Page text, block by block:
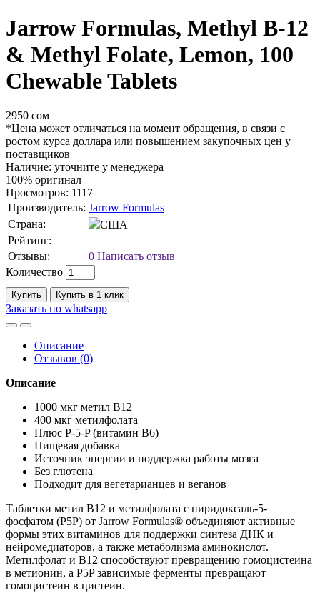
Jarrow Formulas, Methyl B-12
& Methyl Folate, Lemon, 100
Chewable Tablets
2950 сом
*Цена может отличаться на момент обращения, в связи с
ростом курса доллара или повышением закупочных цен у
поставщиков
Наличие: уточните у менеджера
100% оригинал
Просмотров: 1117
Производитель: Jarrow Formulas
Страна:
США
Рейтинг:
Отзывы:
0 Написать отзыв
Количество
Купить Купить в 1 клик
Заказать по whatsapp
Описание
Отзывов (0)
Описание
1000 мкг метил B12
400 мкг метилфолата
Плюс P-5-P (витамин B6)
Пищевая добавка
Источник энергии и поддержка работы мозга
Без глютена
Подходит для вегетарианцев и веганов
Таблетки метил В12 и метилфолата с пиридоксаль-5-
фосфатом (P5P) от Jarrow Formulas® объединяют активные
формы этих витаминов для поддержки синтеза ДНК и
нейромедиаторов, а также метаболизма аминокислот.
Метилфолат и B12 способствуют превращению гомоцистеина
в метионин, а P5P зависимые ферменты превращают
гомоцистеин в цистеин.